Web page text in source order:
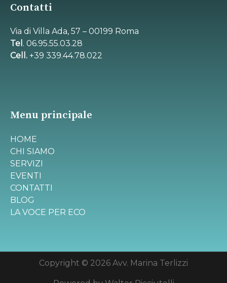
Contatti
Via di Villa Ada, 57 – 00199 Roma
Tel . 06.95.55.03.28
Cell. +39 339.44.78.022
Menu principale
HOME
CHI SIAMO
SERVIZI
EVENTI
CONTATTI
BLOG
LA VOCE PER ECO
Copyright © 2026 Avv. Marina Terlizzi